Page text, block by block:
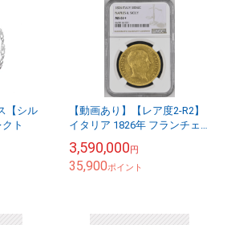
【シル
ト
【動画あり】【レア度2-R2】
イタリア 1826年 フランチェ
ゥカティ金貨 NGC-MS61+
3,590,000円
35,900ポイント